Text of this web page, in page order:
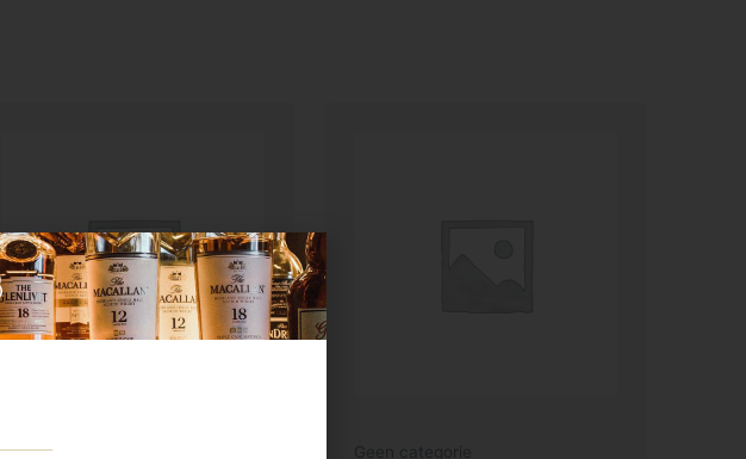
Geen categorie